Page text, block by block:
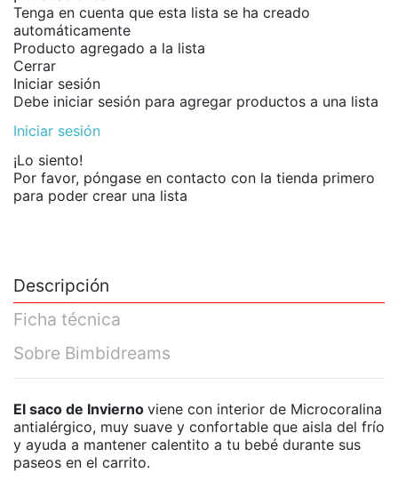
Tenga en cuenta que esta lista se ha creado
automáticamente
Producto agregado a la lista
Cerrar
Iniciar sesión
Debe iniciar sesión para agregar productos a una lista
Iniciar sesión
¡Lo siento!
Por favor, póngase en contacto con la tienda primero
para poder crear una lista
Descripción
Ficha técnica
Sobre Bimbidreams
El saco de Invierno viene con interior de Microcoralina
antialérgico, muy suave y confortable que aisla del frío
y ayuda a mantener calentito a tu bebé durante sus
paseos en el carrito.